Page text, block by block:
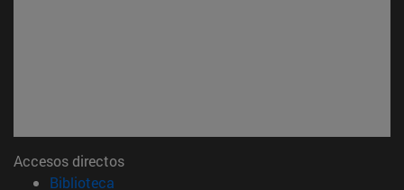
Accesos directos
Biblioteca